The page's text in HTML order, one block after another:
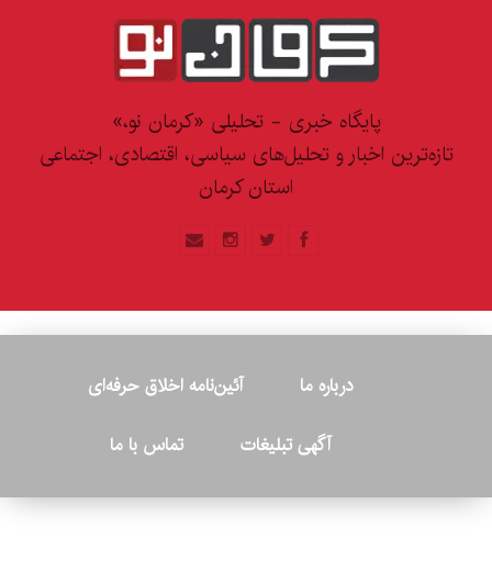
پایگاه خبری - تحلیلی «کرمان نو،»
تازه‌ترین اخبار و تحلیل‌های سیاسی، اقتصادی، اجتماعی
استان کرمان
درباره ما
آئین‌نامه اخلاق حرفه‌ای
آگهی تبلیغات
تماس با ما